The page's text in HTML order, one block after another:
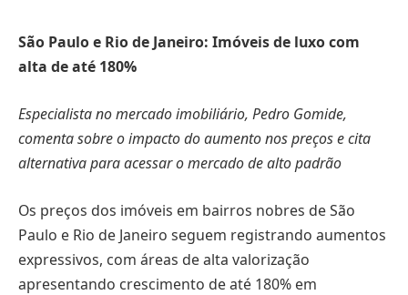
São Paulo e Rio de Janeiro: Imóveis de luxo com
alta de até 180%
Especialista no mercado imobiliário, Pedro Gomide,
comenta sobre o impacto do aumento nos preços e cita
alternativa para acessar o mercado de alto padrão
Os preços dos imóveis em bairros nobres de São
Paulo e Rio de Janeiro seguem registrando aumentos
expressivos, com áreas de alta valorização
apresentando crescimento de até 180% em